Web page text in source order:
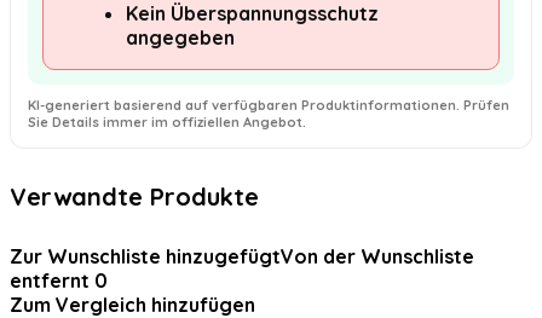
Kein Überspannungsschutz
angegeben
KI-generiert basierend auf verfügbaren Produktinformationen. Prüfen
Sie Details immer im offiziellen Angebot.
Verwandte Produkte
Zur Wunschliste hinzugefügtVon der Wunschliste
entfernt 0
Zum Vergleich hinzufügen